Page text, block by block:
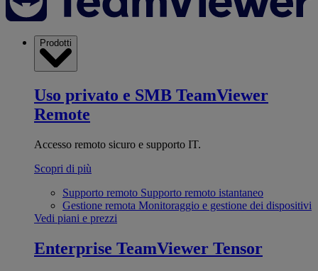
Prodotti
Uso privato e SMB TeamViewer
Remote
Accesso remoto sicuro e supporto IT.
Scopri di più
Supporto remoto Supporto remoto istantaneo
Gestione remota Monitoraggio e gestione dei dispositivi
Vedi piani e prezzi
Enterprise TeamViewer Tensor